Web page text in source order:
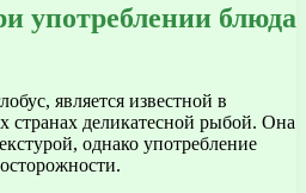
употреблении блюда
является известной в
странах деликатесной рыбой. Она
однако употребление